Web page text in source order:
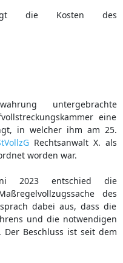
die Kosten des
untergebrachte
eine
in welcher ihm am 25.
Rechtsanwalt X. als
worden war.
2023 entschied die
des
dabei aus, dass die
und die notwendigen
Beschluss ist seit dem